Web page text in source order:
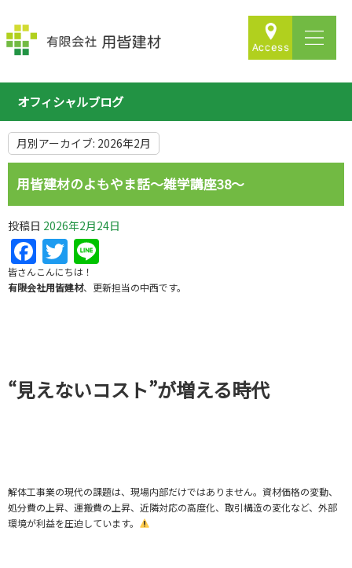
オフィシャルブログ
月別アーカイブ: 2026年2月
用皆建材のよもやま話～雑学講座38～
投稿日 2026年2月24日
Facebook
Twitter
皆さんこんにちは！
有限会社用皆建材、更新担当の中西です。
“見えないコスト”が増える時代
解体工事業の現代の課題は、現場内部だけではありません。資材価格の変動、
処分費の上昇、運搬費の上昇、近隣対応の高度化、取引構造の変化など、外部
環境が利益を圧迫しています。